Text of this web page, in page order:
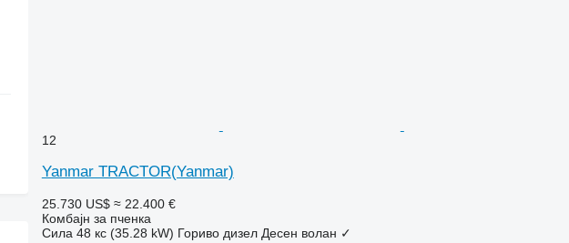
12
Yanmar TRACTOR(Yanmar)
25.730 US$ ≈ 22.400 €
Комбајн за пченка
Сила 48 кс (35.28 kW) Гориво дизел Десен волан ✓